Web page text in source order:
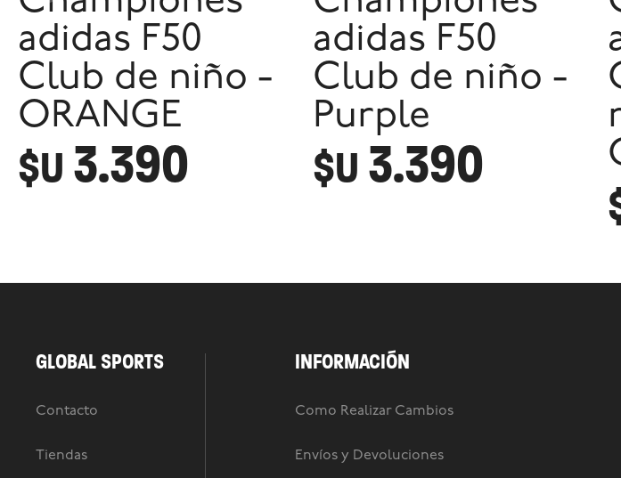
adidas F50
Club de niño -
ORANGE
$U 3.390
adidas F50
Club de niño -
Purple
$U 3.390
GLOBAL SPORTS
Contacto
Tiendas
INFORMACIÓN
Como Realizar Cambios
Envíos y Devoluciones